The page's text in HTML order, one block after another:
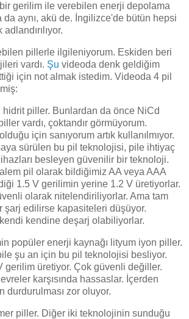
gerilim ile verebilen enerji depolama
aynı, akü de. İngilizce'de bütün hepsi
pillerle ilgileniyorum. Eskiden beri
vardı. Şu videoda denk geldiğim
için not almak istedim. Videoda 4 pil
piller. Bunlardan da önce NiCd
vardı, çoktandır görmüyorum.
için sanıyorum artık kullanılmıyor.
sürülen bu pil teknolojisi, pile ihtiyaç
besleyen güvenilir bir teknoloji.
pil olarak bildiğimiz AA veya AAA
1.5 V gerilimin yerine 1.2 V üretiyorlar.
olarak nitelendiriliyorlar. Ama tam
şarj edilirse kapasiteleri düşüyor.
kendine deşarj olabiliyorlar.
popüler enerji kaynağı lityum iyon piller.
şu an için bu pil teknolojisi besliyor.
gerilim üretiyor. Çok güvenli değiller.
karşısında hassaslar. İçerden
durdurulması zor oluyor.
piller. Diğer iki teknolojinin sunduğu